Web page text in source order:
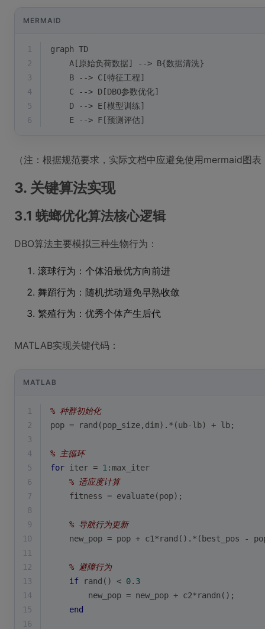
MERMAID
1
graph TD
2
    A[原始负荷数据] --> B{数据清洗}
3
    B --> C[特征工程]
4
    C --> D[DBO参数优化]
5
    D --> E[模型训练]
6
    E --> F[预测评估]
（注：根据规范要求，实际文档中应避免使用mermaid图
3. 关键算法实现
3.1 蜣螂优化算法核心逻辑
DBO算法主要模拟三种生物行为：
滚球行为：个体沿最优方向前进
舞蹈行为：随机扰动避免早熟收敛
繁殖行为：优秀个体产生后代
MATLAB实现关键代码：
MATLAB
1
% 种群初始化
2
pop = rand (pop_size,dim).*(ub-lb) + lb;
3
4
% 主循环
5
for iter = 1 :max_iter
6
% 适应度计算
7
    fitness = evaluate(pop);
8
9
% 导航行为更新
10
    new_pop = pop + c1*
rand ().*(best_pos -
11
12
% 避障行为
13
if rand () < 0.3
14
        new_pop = new_pop + c2*
randn ();
15
end
16